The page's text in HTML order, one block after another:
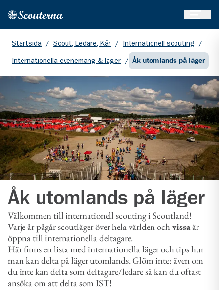
Hem
Startsida / Scout, Ledare, Kår / Internationell scouting /
Internationella evenemang & läger / Åk utomlands på läger
Åk utomlands på läger
Välkommen till internationell scouting i Scoutland!
Varje år pågår scoutläger över hela världen och vissaär
öppna till internationella deltagare.
Här finns en lista med internationella läger och tips hur
man kan delta på läger utomlands. Glöm inte: även om
du inte kan delta som deltagare/ledare så kan du oftast
ansöka om att delta som IST!